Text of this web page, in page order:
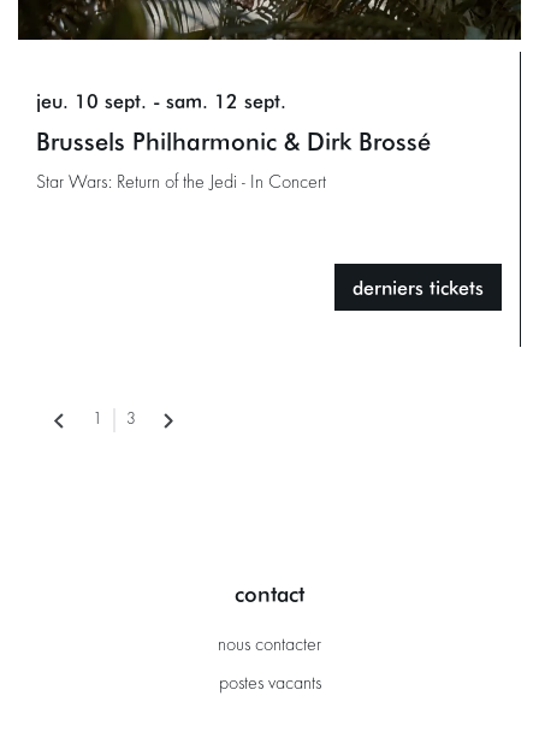
Brussels Philharmonic & Dirk Brossé
Star Wars: Return of the Jedi - In Concert
jeu. 10 sept. - sam. 12 sept.
derniers tickets
1 3
contact
nous contacter
postes vacants